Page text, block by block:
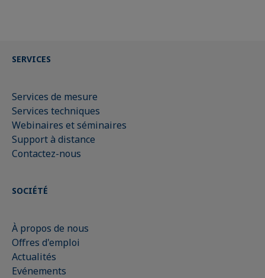
SERVICES
Services de mesure
Services techniques
Webinaires et séminaires
Support à distance
Contactez-nous
SOCIÉTÉ
À propos de nous
Offres d'emploi
Actualités
Evénements